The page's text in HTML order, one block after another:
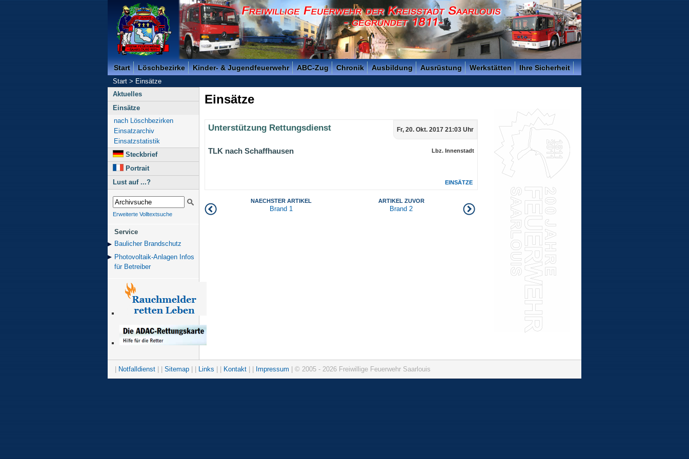
Freiwillige Feuerwehr der Kreisstadt Saarlouis - Gegründet 1811 -
Start Löschbezirke Kinder- & Jugendfeuerwehr ABC-Zug Chronik Ausbildung Ausrüstung Werkstätten Ihre Sicherheit
Start>Einsätze
Aktuelles
Einsätze
nach Löschbezirken
Einsatzarchiv
Einsatzstatistik
Steckbrief
Portrait
Lust auf ...?
Erweiterte Volltextsuche
Service
Baulicher Brand­schutz
Photovoltaik-Anlagen Infos
für Betreiber
Einsätze
Fr, 20. Okt. 2017 21:03 Uhr
Unterstützung Rettungsdienst
Lbz. Innenstadt
TLK nach Schaffhausen
EINSÄTZE
ARTIKEL ZUVOR
Brand 2
NAECHSTER ARTIKEL
Brand 1
Notfalldienst Sitemap Links Kontakt Impressum | © 2005 - 2026 Freiwillige Feuerwehr Saarlouis